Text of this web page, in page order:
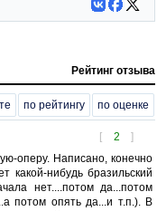
Рейтинг отзыва
по рейтингу по оценке
[ 2 ]
оперу. Написано, конечно
какой-нибудь бразильский
нет....потом да...потом
потом опять да...и т.п.). В